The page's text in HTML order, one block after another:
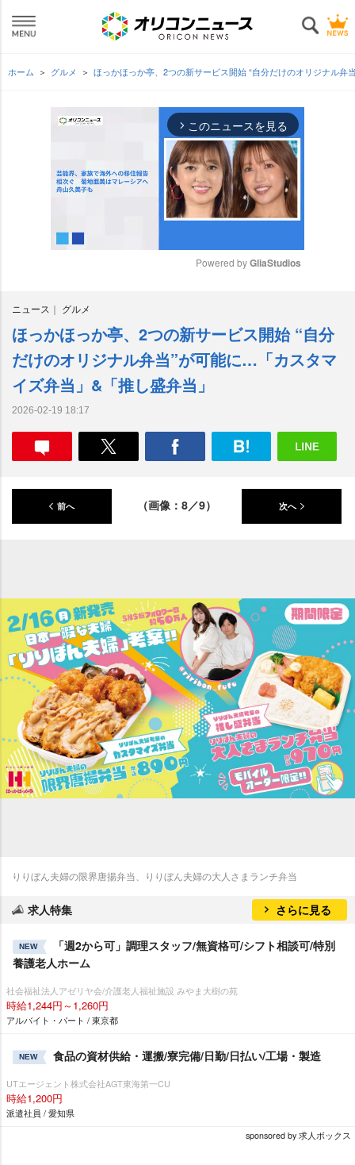
ホーム グルメ ほっかほっか亭、2つの新サービス開始 “自分だけのオリジナル
arrow_forward_ios このニュースを見る
e
Powered by GliaStudios
ニュース グルメ
ほっかほっか亭、2つの新サービス開始 “自分
だけのオリジナル弁当”が可能に…「カスタマ
イズ弁当」&「推し盛弁当」
2026-02-19 18:17
前へ （画像：8／9） 次へ
りりぼん夫婦の限界唐揚弁当、りりぼん夫婦の大人さまランチ弁当
求人特集 さらに見る
NEW
「週2から可」調理スタッフ/無資格可/シフト相談可/特別
養護老人ホーム
社会福祉法人アゼリヤ会/介護老人福祉施設 みやま大樹の苑
時給1,244円～1,260円
アルバイト・パート / 東京都
NEW 食品の資材供給・運搬/寮完備/日勤/日払い/工場・製造
UTエージェント株式会社AGT東海第一CU
時給1,200円
派遣社員 / 愛知県
sponsored by 求人ボックス